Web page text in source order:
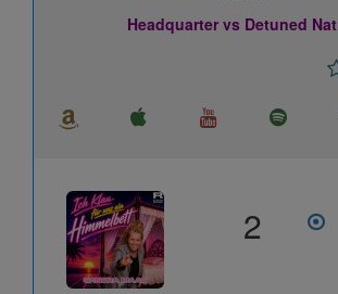
Headquarter vs Detuned
2